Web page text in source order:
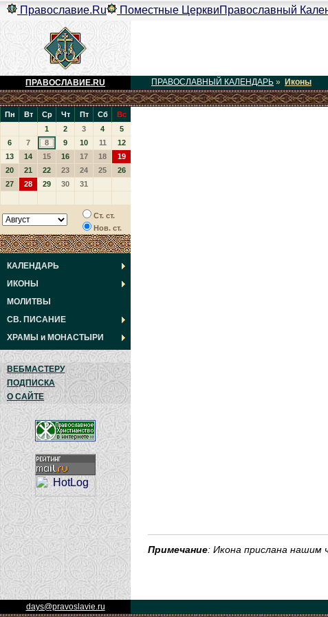
Православие.Ru Поместные ЦерквиПравославный
ПРАВОСЛАВИЕ.RU ПРАВОСЛАВНЫЙ КАЛЕНДАРЬ » Иконы
Пн Вт Ср Чт Пт Сб
Вс
1
2 3 4
5
6
7 8 9 10 11
12
13
14 15 16 17 18
19
20
21 22 23 24 25
26
27
28 29 30 31
Ст. ст.
Нов. ст.
КАЛЕНДАРЬ
ИКОНЫ
МОЛИТВЫ
СВ. ПИСАНИЕ
ХРАМЫ и МОНАСТЫРИ
ВЕБМАСТЕРУ
ПОДПИСКА
О САЙТЕ
Примечание: Икона прислана
days@pravoslavie.ru